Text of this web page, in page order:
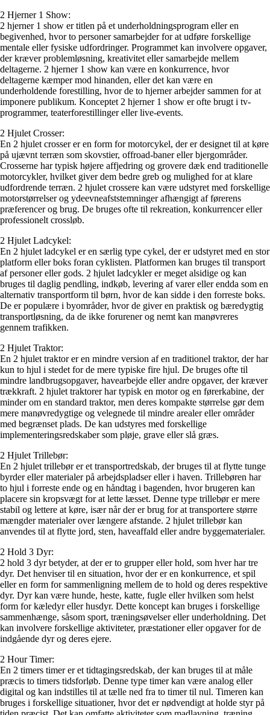
2 Hjerner 1 Show:
2 hjerner 1 show er titlen på et underholdningsprogram eller en
begivenhed, hvor to personer samarbejder for at udføre forskellige
mentale eller fysiske udfordringer. Programmet kan involvere opgaver,
der kræver problemløsning, kreativitet eller samarbejde mellem
deltagerne. 2 hjerner 1 show kan være en konkurrence, hvor
deltagerne kæmper mod hinanden, eller det kan være en
underholdende forestilling, hvor de to hjerner arbejder sammen for at
imponere publikum. Konceptet 2 hjerner 1 show er ofte brugt i tv-
programmer, teaterforestillinger eller live-events.
2 Hjulet Crosser:
En 2 hjulet crosser er en form for motorcykel, der er designet til at køre
på ujævnt terræn som skovstier, offroad-baner eller bjergområder.
Crosserne har typisk højere affjedring og grovere dæk end traditionelle
motorcykler, hvilket giver dem bedre greb og mulighed for at klare
udfordrende terræn. 2 hjulet crossere kan være udstyret med forskellige
motorstørrelser og ydeevneafststemninger afhængigt af førerens
præferencer og brug. De bruges ofte til rekreation, konkurrencer eller
professionelt crossløb.
2 Hjulet Ladcykel:
En 2 hjulet ladcykel er en særlig type cykel, der er udstyret med en stor
platform eller boks foran cyklisten. Platformen kan bruges til transport
af personer eller gods. 2 hjulet ladcykler er meget alsidige og kan
bruges til daglig pendling, indkøb, levering af varer eller endda som en
alternativ transportform til børn, hvor de kan sidde i den forreste boks.
De er populære i byområder, hvor de giver en praktisk og bæredygtig
transportløsning, da de ikke forurener og nemt kan manøvreres
gennem trafikken.
2 Hjulet Traktor:
En 2 hjulet traktor er en mindre version af en traditionel traktor, der har
kun to hjul i stedet for de mere typiske fire hjul. De bruges ofte til
mindre landbrugsopgaver, havearbejde eller andre opgaver, der kræver
trækkraft. 2 hjulet traktorer har typisk en motor og en førerkabine, der
minder om en standard traktor, men deres kompakte størrelse gør dem
mere manøvredygtige og velegnede til mindre arealer eller områder
med begrænset plads. De kan udstyres med forskellige
implementeringsredskaber som pløje, grave eller slå græs.
2 Hjulet Trillebør:
En 2 hjulet trillebør er et transportredskab, der bruges til at flytte tunge
byrder eller materialer på arbejdspladser eller i haven. Trillebøren har
to hjul i forreste ende og en håndtag i bagenden, hvor brugeren kan
placere sin kropsvægt for at lette læsset. Denne type trillebør er mere
stabil og lettere at køre, især når der er brug for at transportere større
mængder materialer over længere afstande. 2 hjulet trillebør kan
anvendes til at flytte jord, sten, haveaffald eller andre byggematerialer.
2 Hold 3 Dyr:
2 hold 3 dyr betyder, at der er to grupper eller hold, som hver har tre
dyr. Det henviser til en situation, hvor der er en konkurrence, et spil
eller en form for sammenligning mellem de to hold og deres respektive
dyr. Dyr kan være hunde, heste, katte, fugle eller hvilken som helst
form for kæledyr eller husdyr. Dette koncept kan bruges i forskellige
sammenhænge, såsom sport, træningsøvelser eller underholdning. Det
kan involvere forskellige aktiviteter, præstationer eller opgaver for de
indgående dyr og deres ejere.
2 Hour Timer:
En 2 timers timer er et tidtagingsredskab, der kan bruges til at måle
præcis to timers tidsforløb. Denne type timer kan være analog eller
digital og kan indstilles til at tælle ned fra to timer til nul. Timeren kan
bruges i forskellige situationer, hvor det er nødvendigt at holde styr på